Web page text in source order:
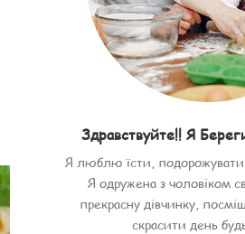
Здравствуйте!! Я
Я люблю їсти, подорожувати
Я одружена з чоловіком
прекрасну дівчинку,
скрасити день